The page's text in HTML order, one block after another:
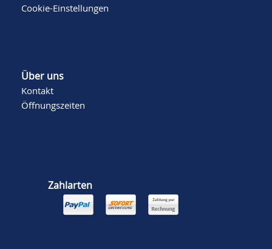
Cookie-Einstellungen
Über uns
Kontakt
Öffnungszeiten
Zahlarten